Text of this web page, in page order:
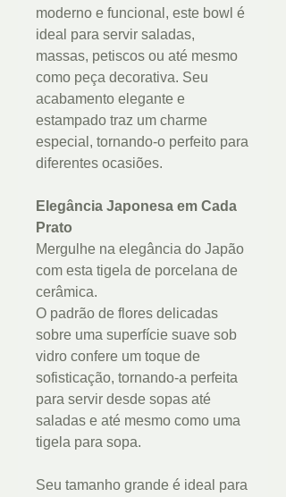
moderno e funcional, este bowl é
ideal para servir saladas,
massas, petiscos ou até mesmo
como peça decorativa. Seu
acabamento elegante e
estampado traz um charme
especial, tornando-o perfeito para
diferentes ocasiões.
Elegância Japonesa em Cada
Prato
Mergulhe na elegância do Japão
com esta tigela de porcelana de
cerâmica.
O padrão de flores delicadas
sobre uma superfície suave sob
vidro confere um toque de
sofisticação, tornando-a perfeita
para servir desde sopas até
saladas e até mesmo como uma
tigela para sopa.
Seu tamanho grande é ideal para